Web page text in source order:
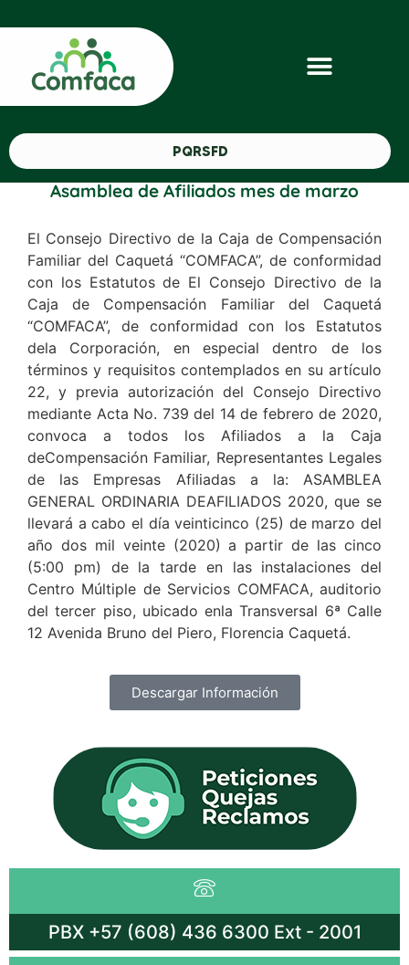
PQRSFD
Asamblea de Afiliados mes de marzo
El Consejo Directivo de la Caja de Compensación
Familiar del Caquetá “COMFACA”, de conformidad
con los Estatutos de El Consejo Directivo de la
Caja de Compensación Familiar del Caquetá
“COMFACA”, de conformidad con los Estatutos
dela Corporación, en especial dentro de los
términos y requisitos contemplados en su artículo
22, y previa autorización del Consejo Directivo
mediante Acta No. 739 del 14 de febrero de 2020,
convoca a todos los Afiliados a la Caja
deCompensación Familiar, Representantes Legales
de las Empresas Afiliadas a la: ASAMBLEA
GENERAL ORDINARIA DEAFILIADOS 2020, que se
llevará a cabo el día veinticinco (25) de marzo del
año dos mil veinte (2020) a partir de las cinco
(5:00 pm) de la tarde en las instalaciones del
Centro Múltiple de Servicios COMFACA, auditorio
del tercer piso, ubicado enla Transversal 6ª Calle
12 Avenida Bruno del Piero, Florencia Caquetá.
Descargar Información
PBX +57 (608) 436 6300 Ext - 2001